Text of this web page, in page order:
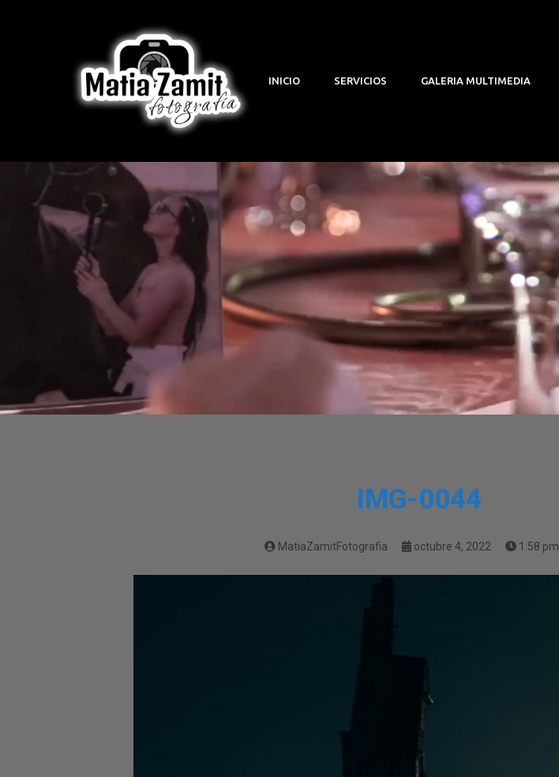
INICIO SERVICIOS GALERIA MULTIMEDIA
IMG-0044
MatiaZamitFotografia octubre 4, 2022 1:58 pm